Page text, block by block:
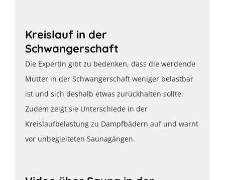
Kreislauf in der
Schwangerschaft
Die Expertin gibt zu bedenken, dass die werdende
Mutter in der Schwangerschaft weniger belastbar
ist und sich deshalb etwas zurückhalten sollte.
Zudem zeigt sie Unterschiede in der
Kreislaufbelastung zu Dampfbädern auf und warnt
vor unbegleiteten Saunagängen.